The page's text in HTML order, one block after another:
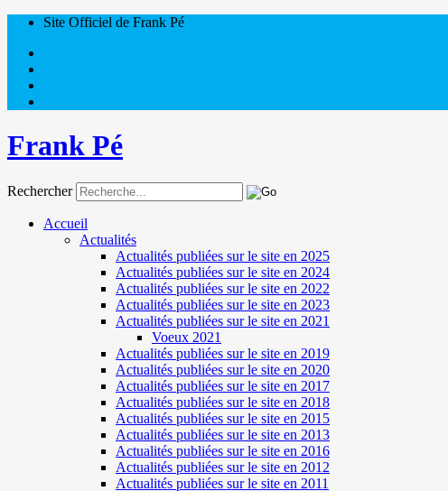
Site Officiel de Frank Pé
Frank Pé
Rechercher
Accueil
Actualités
Actualités publiées sur le site en 2025
Actualités publiées sur le site en 2024
Actualités publiées sur le site en 2022
Actualités publiées sur le site en 2023
Actualités publiées sur le site en 2021
Voeux 2021
Actualités publiées sur le site en 2019
Actualités publiées sur le site en 2020
Actualités publiées sur le site en 2017
Actualités publiées sur le site en 2018
Actualités publiées sur le site en 2015
Actualités publiées sur le site en 2013
Actualités publiées sur le site en 2016
Actualités publiées sur le site en 2012
Actualités publiées sur le site en 2011